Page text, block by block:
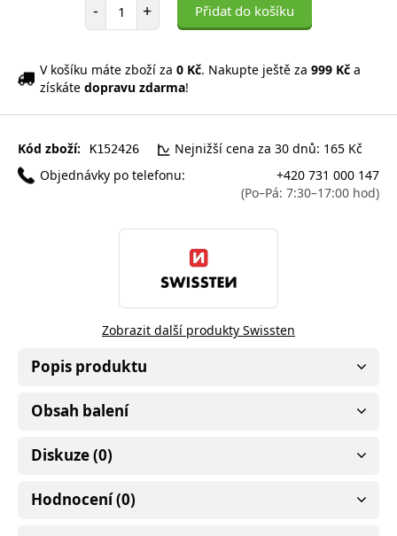
- + Přidat do košíku
V košíku máte zboží za 0 Kč. Nakupte ještě za 999 Kč a
získáte dopravu zdarma!
Kód zboží: K152426
Nejnižší cena za 30 dnů: 165 Kč
Objednávky po telefonu:
+420 731 000 147
(Po–Pá: 7:30–17:00 hod)
Zobrazit další produkty Swissten
Popis produktu
Obsah balení
Diskuze (0)
Hodnocení (0)